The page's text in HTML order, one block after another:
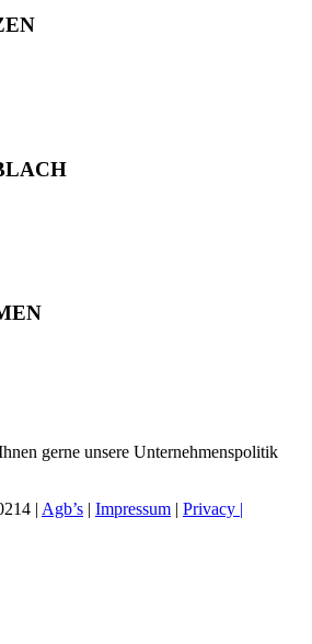
gerne unsere Unternehmenspolitik
| Agb’s | Impressum | Privacy |